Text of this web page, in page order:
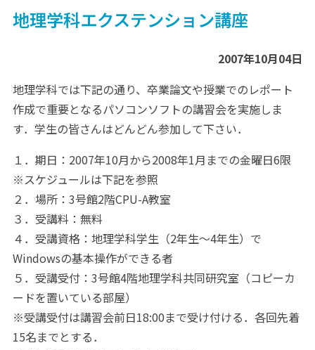
地理学科エクステンション講座
2007年10月04日
地理学科では下記の通り、卒業論文や授業でのレポート
作成で重要となるパソコンソフトの講習会を実施しま
す．学生の皆さんはどんどん参加して下さい．
１．期日：2007年10月から2008年1月までの金曜日6限
※スケジュールは下記を参照
２．場所：3号館2階CPU-A教室
３．受講料：無料
４．受講資格：地理学科学生（2年生～4年生）で
Windowsの基本操作ができる者
５．受講受付：3号館4階地理学科共同研究室（コピーカ
ードを置いている部屋）
※受講受付は講習会前日18:00まで受け付ける．各回先着
15名までとする．